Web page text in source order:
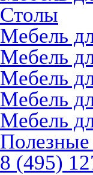
Столы
Мебель
Мебель
Мебель
Мебель
Мебель
Полезные
8 (495)